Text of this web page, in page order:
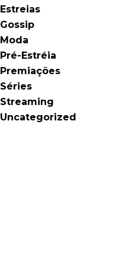
Estreias
Gossip
Moda
Pré-Estréia
Premiações
Séries
Streaming
Uncategorized